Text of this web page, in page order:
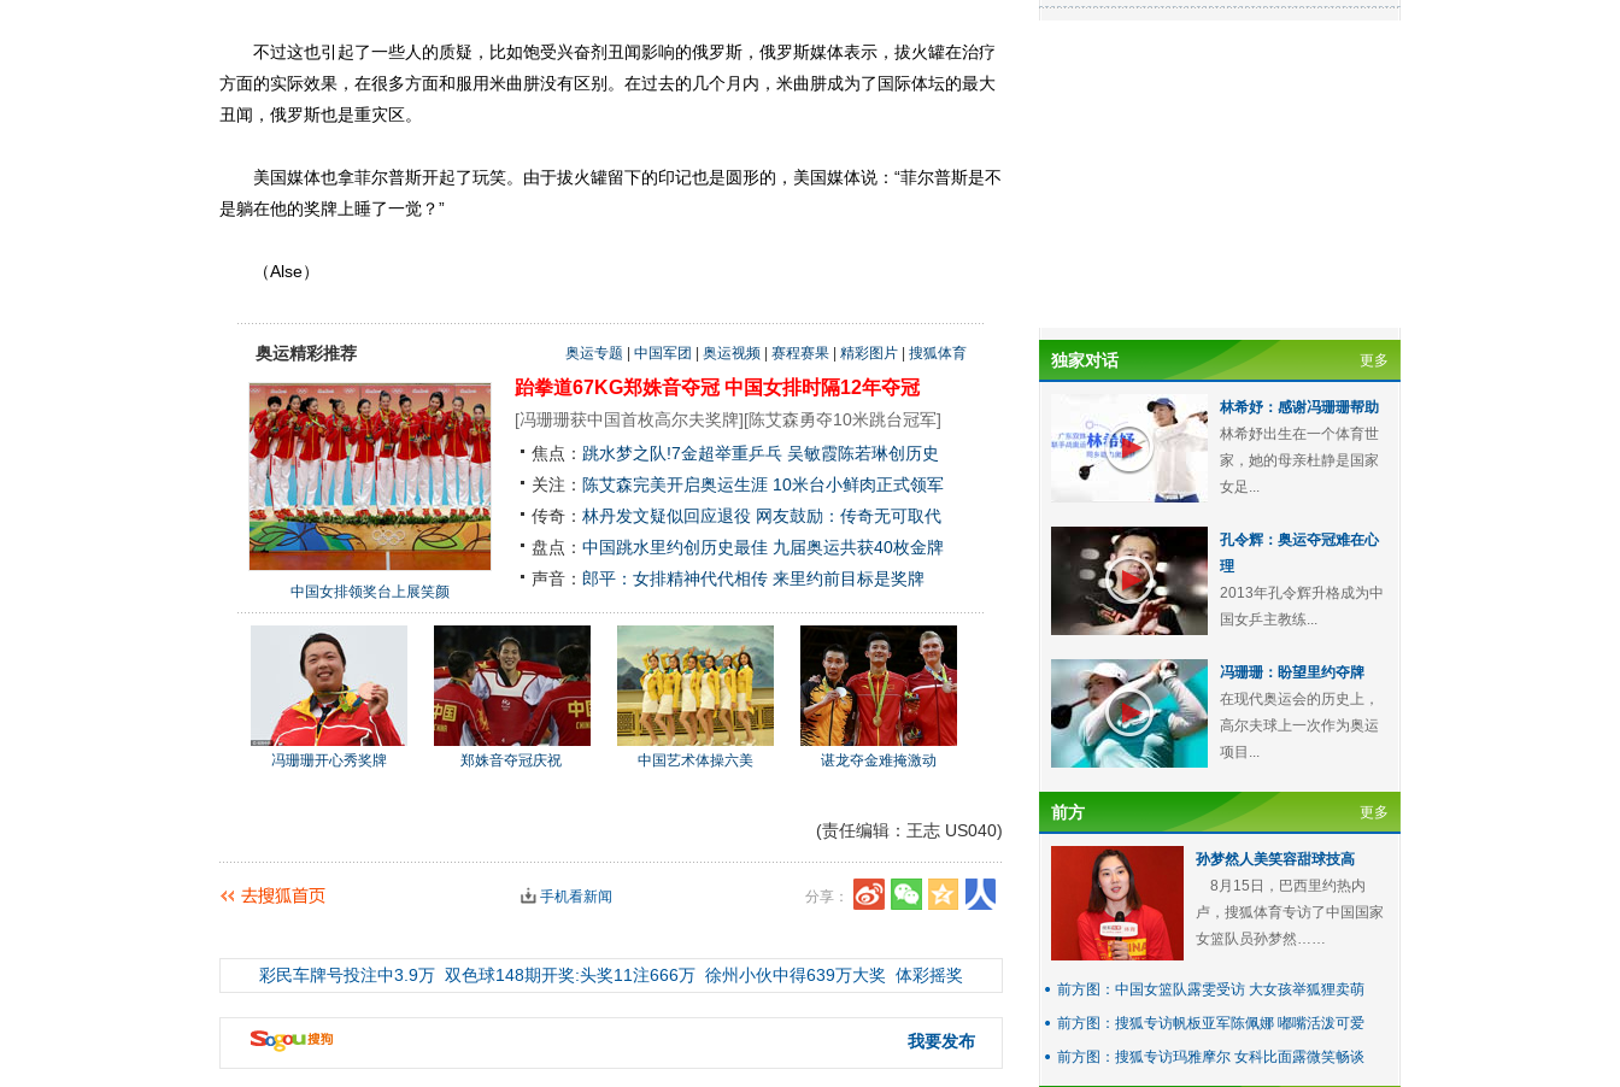
不过这也引起了一些人的质疑，比如饱受兴奋剂丑闻影响的俄罗斯，俄罗斯媒体表示，拔火罐在治疗
方面的实际效果，在很多方面和服用米曲肼没有区别。在过去的几个月内，米曲肼成为了国际体坛的最大
丑闻，俄罗斯也是重灾区。
美国媒体也拿菲尔普斯开起了玩笑。由于拔火罐留下的印记也是圆形的，美国媒体说：“菲尔普斯是不
是躺在他的奖牌上睡了一觉？”
（Alse）
奥运精彩推荐 奥运专题 中国军团 奥运视频 赛程赛果 精彩图片 搜狐体育
中国女排领奖台上展笑颜
跆拳道67KG郑姝音夺冠 中国女排时隔12年夺冠
[冯珊珊获中国首枚高尔夫奖牌][陈艾森勇夺10米跳台冠军]
焦点： 跳水梦之队!7金超举重乒乓 吴敏霞陈若琳创历史
关注： 陈艾森完美开启奥运生涯 10米台小鲜肉正式领军
传奇： 林丹发文疑似回应退役 网友鼓励：传奇无可取代
盘点： 中国跳水里约创历史最佳 九届奥运共获40枚金牌
声音： 郎平：女排精神代代相传 来里约前目标是奖牌
冯珊珊开心秀奖牌 郑姝音夺冠庆祝 中国艺术体操六美 谌龙夺金难掩激动
(责任编辑：王志 US040)
分享：
手机看新闻
彩民车牌号投注中3.9万 双色球148期开奖:头奖11注666万 徐州小伙中得639万大奖 体彩摇奖
我要发布
独家对话 更多
林希妤：感谢冯珊珊帮助
林希妤出生在一个体育世
家，她的母亲杜静是国家
女足...
孔令辉：奥运夺冠难在心
理
2013年孔令辉升格成为中
国女乒主教练...
冯珊珊：盼望里约夺牌
在现代奥运会的历史上，
高尔夫球上一次作为奥运
项目...
前方 更多
孙梦然人美笑容甜球技高
8月15日，巴西里约热内
卢，搜狐体育专访了中国国家
女篮队员孙梦然……
前方图：中国女篮队露雯受访 大女孩举狐狸卖萌
前方图：搜狐专访帆板亚军陈佩娜 嘟嘴活泼可爱
前方图：搜狐专访玛雅摩尔 女科比面露微笑畅谈